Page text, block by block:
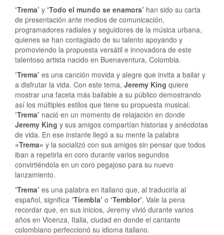
‘Trema’ y ‘Todo el mundo se enamora’ han sido su carta
de presentación ante medios de comunicación,
programadores radiales y seguidores de la música urbana,
quienes se han contagiado de su talento apoyando y
promoviendo la propuesta versátil e innovadora de este
talentoso artista nacido en Buenaventura, Colombia.
‘Trema’ es una canción movida y alegre que invita a bailar y
a disfrutar la vida. Con este tema, Jeremy King quiere
mostrar una faceta más bailable a su público demostrando
así los múltiples estilos que tiene su propuesta musical.
‘Trema’ nació en un momento de relajación en donde
Jeremy King y sus amigos compartían historias y anécdotas
de vida. En ese instante llegó a su mente la palabra
«Trema» y la socializó con sus amigos sin pensar que todos
iban a repetirla en coro durante varios segundos
convirtiéndola en un coro pegajoso para su nuevo
lanzamiento.
‘Trema’ es una palabra en italiano que, al traducirla al
español, significa ‘Tiembla’ o ‘Temblor’. Vale la pena
recordar que, en sus inicios, Jeremy vivió durante varios
años en Vicenza, Italia, ciudad en donde el cantante
colombiano perfeccionó su idioma italiano.